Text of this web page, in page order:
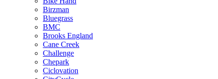
Birzman
Bluegrass
BMC
Brooks England
Cane Creek
Challenge
Chepark
Ciclovation